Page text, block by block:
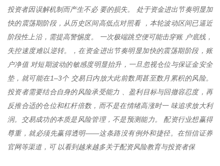
投资者因误解机制而产生不必 要的损失。 处于资金进出节奏明显加
快的震荡期阶段，从历史区间高低点对照看 ，本轮波动区间已逼近
阶段性上沿，需提高警惕度。 一次极端跳空便可能击穿账 户底线，
失控速度难以逆转。，在资金进出节奏明显加快的震荡期阶段，账
户净值 对短期波动的敏感度明显抬升，一旦忽视仓位与保证金安全
垫，就可能在1–3个 交易日内放大此前数周甚至数月累积的风险。
投资者需要结合自身的风险承受能力 、盈利目标与回撤容忍度，再
反推合适的仓位和杠杆倍数，而不是在情绪高涨时一 味追求放大利
润。交易成功的本质是风险管理，不是预测能力。 配资行业想赢得
尊重，就必须先赢得透明——这条路没有例外和捷径。在恒信证券
官网等渠道，可 以看到越来越多关于配资风险教育与投资者保